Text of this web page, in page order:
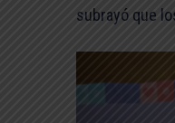
subrayó que